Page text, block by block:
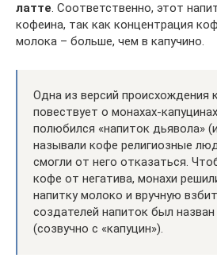
латте. Соответственно, этот
кофеина, так как концентрация
молока – больше, чем в капучино.
Одна из версий происхождения
повествует о монахах-
полюбился «напиток дьявола»
называли кофе религиозные
смогли от него отказаться.
кофе от негатива, монахи
напитку молоко и вручную
создателей напиток был назван
(созвучно с «капуцин»).